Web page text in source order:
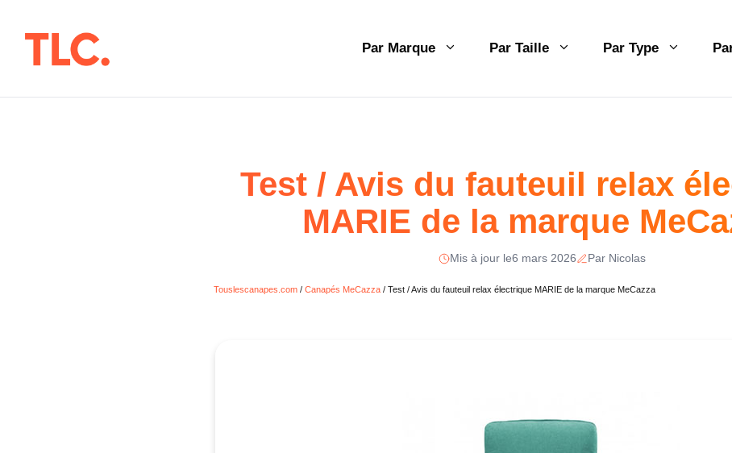
Par Marque Par Taille Par Type
Test / Avis du fauteuil relax
MARIE de la marque
Mis à jour le6 mars 2026 Par Nicolas
Touslescanapes.com / Canapés MeCazza / Test / Avis du fauteuil relax électrique MARIE de la marque MeCazza